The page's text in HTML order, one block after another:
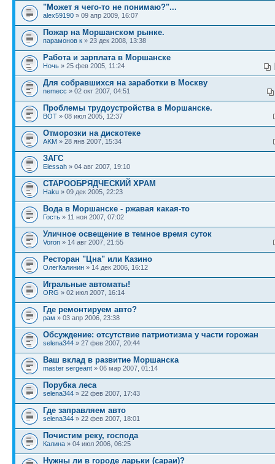
"Может я чего-то не понимаю?"...
alex59190 » 09 апр 2009, 16:07
Пожар на Моршанском рынке.
парамонов к » 23 дек 2008, 13:38
Работа и зарплата в Моршанске
Ночь » 25 фев 2005, 11:24
Для собравшихся на заработки в Москву
nemecc » 02 окт 2007, 04:51
Проблемы трудоустройства в Моршанске.
BOT » 08 июл 2005, 12:37
Отморозки на дискотеке
AKM » 28 янв 2007, 15:34
ЗАГС
Elessah » 04 авг 2007, 19:10
СТАРООБРЯДЧЕСКИЙ ХРАМ
Haku » 09 дек 2005, 22:23
Вода в Моршанске - ржавая какая-то
Гость » 11 ноя 2007, 07:02
Уличное освещение в темное время суток
Voron » 14 авг 2007, 21:55
Ресторан "Цна" или Казино
ОлегКалинин » 14 дек 2006, 16:12
Игральные автоматы!
ORG » 02 июл 2007, 16:14
Где ремонтируем авто?
рам » 03 апр 2006, 23:38
Обсуждение: отсутствие патриотизма у части горожан
selena344 » 27 фев 2007, 20:44
Ваш вклад в развитие Моршанска
master sergeant » 06 мар 2007, 01:14
Порубка леса
selena344 » 22 фев 2007, 17:43
Где заправляем авто
selena344 » 22 фев 2007, 18:01
Почистим реку, господа
Калина » 04 июл 2006, 06:25
Нужны ли в городе ларьки (сараи)?